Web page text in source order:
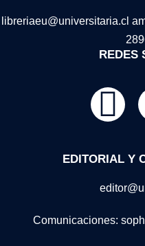
libreriaeu@universitaria.cl
REDES
EDITORIAL Y
Comunicaciones: